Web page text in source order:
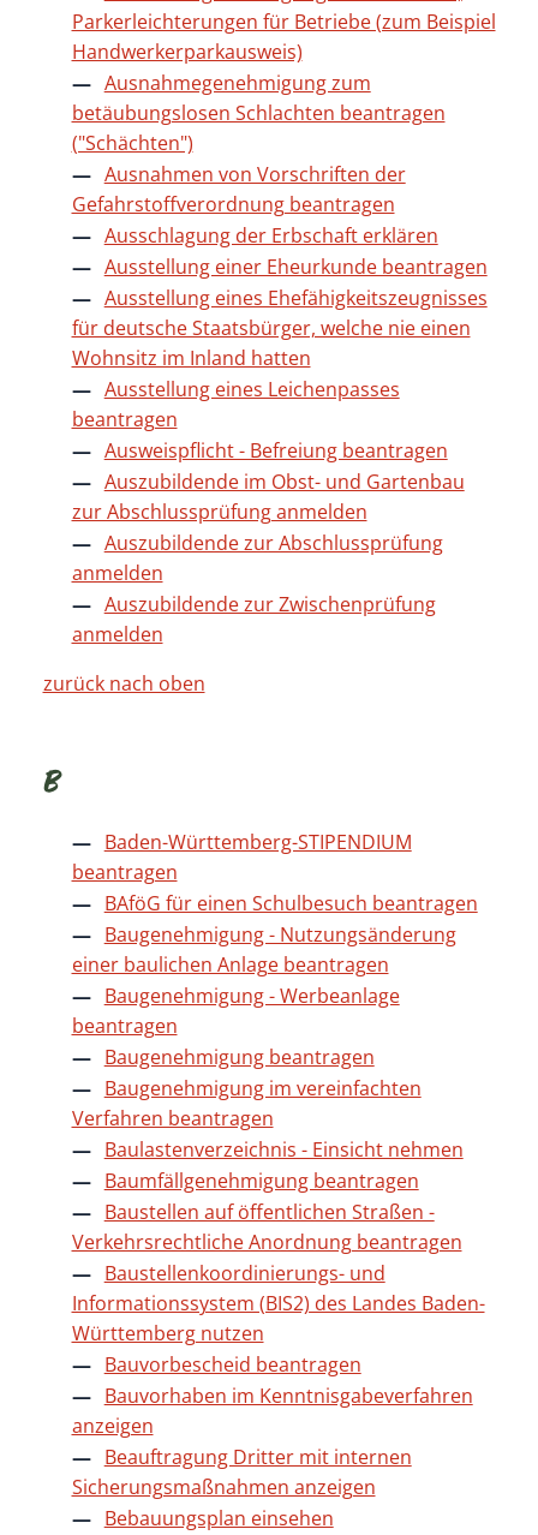
Parkerleichterungen für Betriebe (zum Beispiel
Handwerkerparkausweis)
Ausnahmegenehmigung zum
betäubungslosen Schlachten beantragen
("Schächten")
Ausnahmen von Vorschriften der
Gefahrstoffverordnung beantragen
Ausschlagung der Erbschaft erklären
Ausstellung einer Eheurkunde beantragen
Ausstellung eines Ehefähigkeitszeugnisses
für deutsche Staatsbürger, welche nie einen
Wohnsitz im Inland hatten
Ausstellung eines Leichenpasses
beantragen
Ausweispflicht - Befreiung beantragen
Auszubildende im Obst- und Gartenbau
zur Abschlussprüfung anmelden
Auszubildende zur Abschlussprüfung
anmelden
Auszubildende zur Zwischenprüfung
anmelden
zurück nach oben
B
Baden-Württemberg-STIPENDIUM
beantragen
BAföG für einen Schulbesuch beantragen
Baugenehmigung - Nutzungsänderung
einer baulichen Anlage beantragen
Baugenehmigung - Werbeanlage
beantragen
Baugenehmigung beantragen
Baugenehmigung im vereinfachten
Verfahren beantragen
Baulastenverzeichnis - Einsicht nehmen
Baumfällgenehmigung beantragen
Baustellen auf öffentlichen Straßen -
Verkehrsrechtliche Anordnung beantragen
Baustellenkoordinierungs- und
Informationssystem (BIS2) des Landes Baden-
Württemberg nutzen
Bauvorbescheid beantragen
Bauvorhaben im Kenntnisgabeverfahren
anzeigen
Beauftragung Dritter mit internen
Sicherungsmaßnahmen anzeigen
Bebauungsplan einsehen